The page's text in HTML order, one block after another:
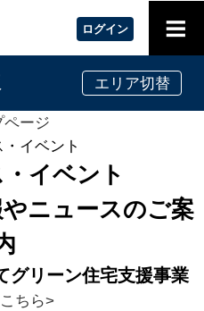
ログイン ≡
エリア切替
ページ
・イベント
イベント
ニュースのご案
グリーン住宅支援事業
ちら>